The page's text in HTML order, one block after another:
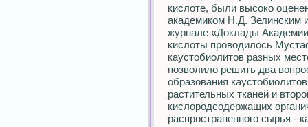
кислоте, были высоко
академиком Н.Д. Зелинским
журнале «Доклады
кислоты проводилось
каустобиолитов разных
позволило решить два
образования
растительных тканей и
кислородсодержащих
распространенного сырья -